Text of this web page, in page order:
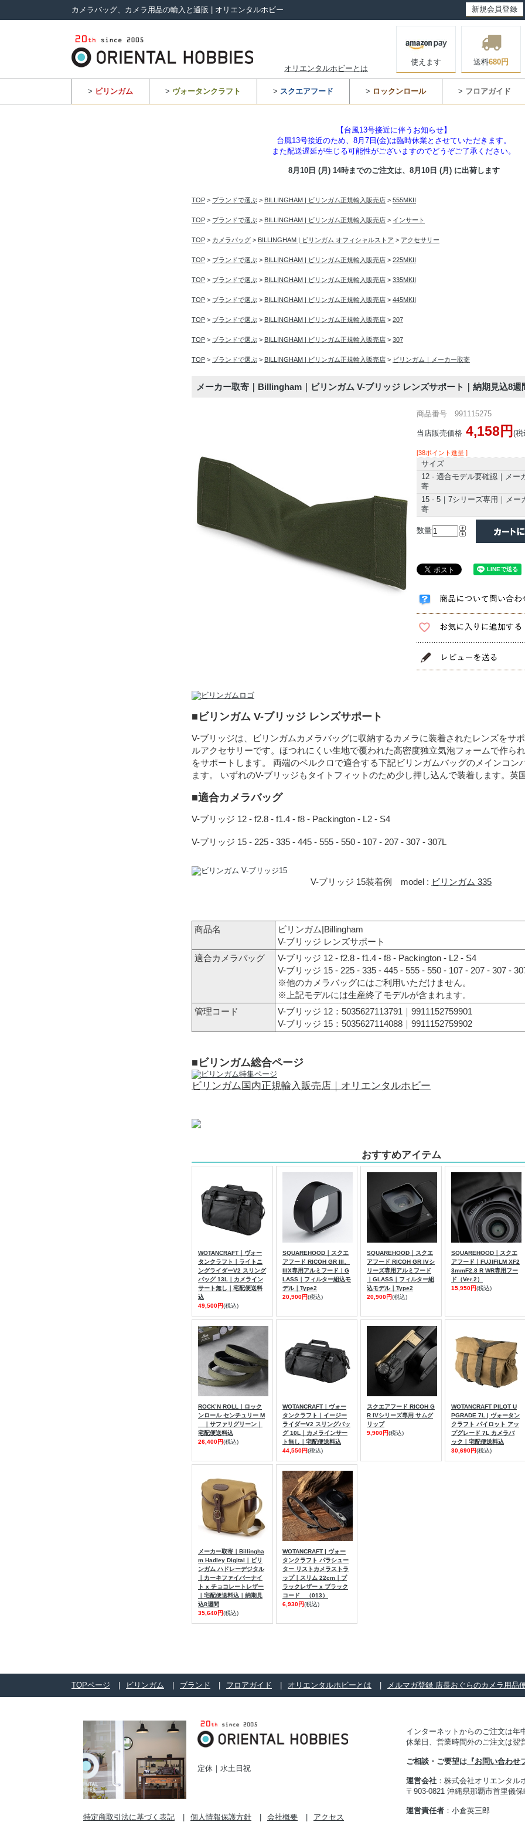
カメラバッグ、カメラ用品の輸入と通販 | オリエンタルホビー 新規会員登録
オリエンタルホビーとは
使えます 送料680円
> ビリンガム > ヴォータンクラフト > スクエアフード > ロックンロール > フロアガイド
【台風13号接近に伴うお知らせ】
台風13号接近のため、8月7日(金)は臨時休業とさせていただきます。
また配送遅延が生じる可能性がございますのでどうぞご了承ください。
8月10日 (月) 14時までのご注文は、 8月10日 (月) に出荷します
TOP > ブランドで選ぶ > BILLINGHAM | ビリンガム正規輸入販売店 > 555MKII
TOP > ブランドで選ぶ > BILLINGHAM | ビリンガム正規輸入販売店 > インサート
TOP > カメラバッグ > BILLINGHAM | ビリンガム オフィシャルストア > アクセサリー
TOP > ブランドで選ぶ > BILLINGHAM | ビリンガム正規輸入販売店 > 225MKII
TOP > ブランドで選ぶ > BILLINGHAM | ビリンガム正規輸入販売店 > 335MKII
TOP > ブランドで選ぶ > BILLINGHAM | ビリンガム正規輸入販売店 > 445MKII
TOP > ブランドで選ぶ > BILLINGHAM | ビリンガム正規輸入販売店 > 207
TOP > ブランドで選ぶ > BILLINGHAM | ビリンガム正規輸入販売店 > 307
TOP > ブランドで選ぶ > BILLINGHAM | ビリンガム正規輸入販売店 > ビリンガム｜メーカー取寄
メーカー取寄｜Billingham｜ビリンガム V-ブリッジ レンズサポート｜納期見込8週
商品番号 991115275
当店販売価格 4,158円(税
[38ポイント進呈 ]
サイズ
12 - 適合モデル要確認｜メー
寄
15 - 5｜7シリーズ専用｜メー
寄
数量
■ビリンガム V-ブリッジ レンズサポート
V-ブリッジは、ビリンガムカメラバッグに収納するカメラに装着されたレンズをサ
ルアクセサリーです。ほつれにくい生地で覆われた高密度独立気泡フォームで作ら
をサポートします。 両端のベルクロで適合する下記ビリンガムバッグのメインコン
ます。 いずれのV-ブリッジもタイトフィットのため少し押し込んで装着します。英
■適合カメラバッグ
V-ブリッジ 12 - f2.8 - f1.4 - f8 - Packington - L2 - S4
V-ブリッジ 15 - 225 - 335 - 445 - 555 - 550 - 107 - 207 - 307 - 307L
V-ブリッジ 15装着例 model : ビリンガム 335
商品名
ビリンガム|Billingham
V-ブリッジ レンズサポート
適合カメラバッグ
V-ブリッジ 12 - f2.8 - f1.4 - f8 - Packington - L2 - S4
V-ブリッジ 15 - 225 - 335 - 445 - 555 - 550 - 107 - 207 - 307 -
※他のカメラバッグにはご利用いただけません。
※上記モデルには生産終了モデルが含まれます。
管理コード
V-ブリッジ 12：5035627113791｜9911152759901
V-ブリッジ 15：5035627114088｜9911152759902
■ビリンガム総合ページ
ビリンガム国内正規輸入販売店｜オリエンタルホビー
おすすめアイテム
WOTANCRAFT｜ヴォー
タンクラフト｜ライトニ
ングライダーV2 スリング
バッグ 13L｜カメライン
サート無し｜宅配便送料
込
49,500円(税込)
SQUAREHOOD｜スクエ
アフード RICOH GR III、
IIIX専用アルミフード｜G
LASS｜フィルター組込モ
デル｜Type2
20,900円(税込)
SQUAREHOOD｜スクエ
アフード RICOH GR IVシ
リーズ専用アルミフード
｜GLASS｜フィルター組
込モデル｜Type2
20,900円(税込)
SQUAREHOOD｜スクエ
アフード｜FUJIFILM XF2
3mmF2.8 R WR専用フー
ド（Ver.2）
15,950円(税込)
ROCK’N ROLL｜ロック
ンロール センチュリー M
｜サファリグリーン｜
宅配便送料込
26,400円(税込)
WOTANCRAFT｜ヴォー
タンクラフト｜イージー
ライダーV2 スリングバッ
グ 10L｜カメラインサー
ト無し｜宅配便送料込
44,550円(税込)
スクエアフード RICOH G
R IVシリーズ専用 サムグ
リップ
9,900円(税込)
WOTANCRAFT PILOT U
PGRADE 7L | ヴォータン
クラフト パイロット アッ
プグレード 7L カメラバ
ック｜宅配便送料込
30,690円(税込)
メーカー取寄｜Billingha
m Hadley Digital｜ビリ
ンガム ハドレーデジタル
｜カーキファイバーナイ
ト x チョコレートレザー
｜宅配便送料込｜納期見
込8週間
35,640円(税込)
WOTANCRAFT | ヴォー
タンクラフト パラシュー
ター リストカメラストラ
ップ｜スリム 22cm｜ブ
ラックレザー x ブラック
コード （013）
6,930円(税込)
TOPページ ビリンガム ブランド フロアガイド オリエンタルホビーとは メルマガ登録 店長おぐらのカメラ用品
定休｜水土日祝
特定商取引法に基づく表記 個人情報保護方針 会社概要 アクセス
インターネットからのご注文は年
休業日、営業時間外のご注文は翌
ご相談・ご要望は 『お問い合わせ
運営会社 ：株式会社オリエンタル
〒903-0821 沖縄県那覇市首里儀保
運営責任者 ：小倉英三郎